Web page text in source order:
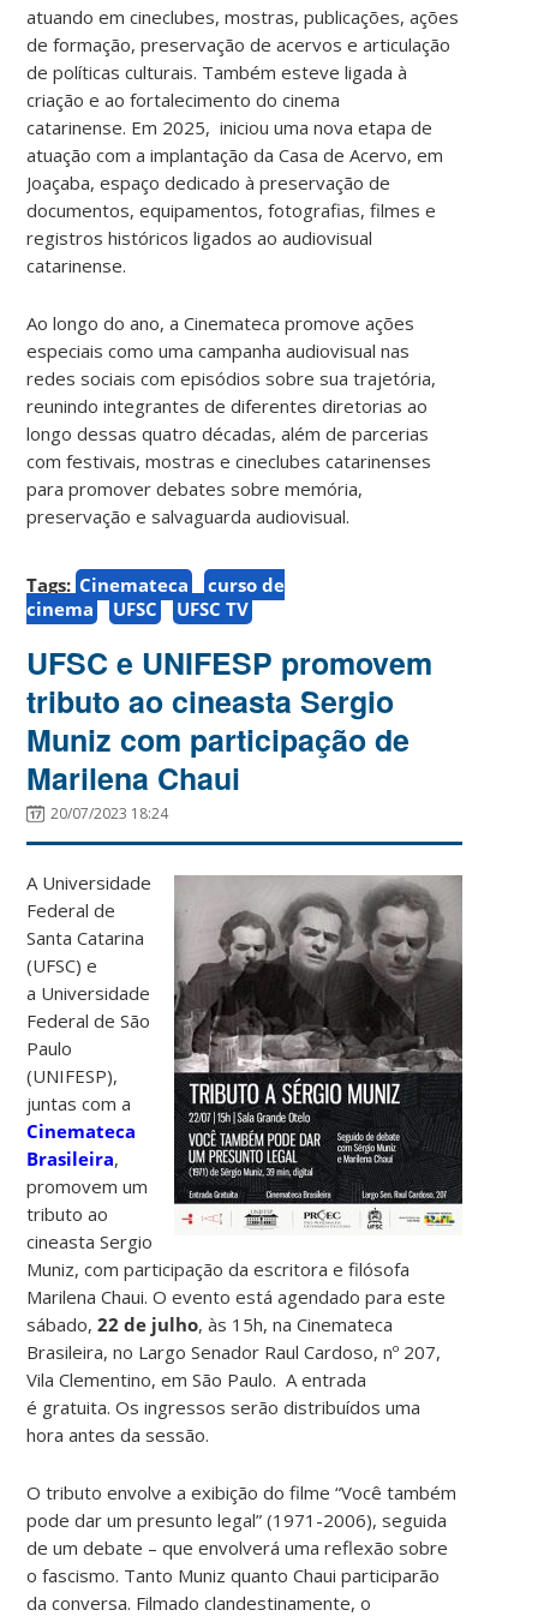
atuando em cineclubes, mostras, publicações, ações
de formação, preservação de acervos e articulação
de políticas culturais. Também esteve ligada à
criação e ao fortalecimento do cinema
catarinense. Em 2025, iniciou uma nova etapa de
atuação com a implantação da Casa de Acervo, em
Joaçaba, espaço dedicado à preservação de
documentos, equipamentos, fotografias, filmes e
registros históricos ligados ao audiovisual
catarinense.
Ao longo do ano, a Cinemateca promove ações
especiais como uma campanha audiovisual nas
redes sociais com episódios sobre sua trajetória,
reunindo integrantes de diferentes diretorias ao
longo dessas quatro décadas, além de parcerias
com festivais, mostras e cineclubes catarinenses
para promover debates sobre memória,
preservação e salvaguarda audiovisual.
Tags: Cinemateca
curso de
cinema
UFSC UFSC TV
UFSC e UNIFESP promovem
tributo ao cineasta Sergio
Muniz com participação de
Marilena Chaui
20/07/2023 18:24
A Universidade
Federal de
Santa Catarina
(UFSC) e
a Universidade
Federal de São
Paulo
(UNIFESP),
juntas com a
Cinemateca
Brasileira,
promovem um
tributo ao
cineasta Sergio
Muniz, com participação da escritora e filósofa
Marilena Chaui. O evento está agendado para este
sábado,22 de julho, às 15h, na Cinemateca
Brasileira, no Largo Senador Raul Cardoso, nº 207,
Vila Clementino, em São Paulo. A entrada
é gratuita. Os ingressos serão distribuídos uma
hora antes da sessão.
O tributo envolve a exibição do filme “Você também
pode dar um presunto legal” (1971-2006), seguida
de um debate – que envolverá uma reflexão sobre
o fascismo. Tanto Muniz quanto Chaui participarão
da conversa. Filmado clandestinamente, o